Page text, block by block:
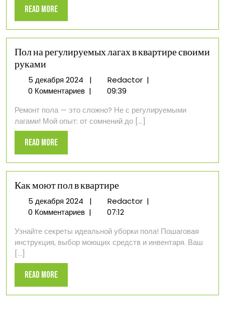
Read MoreRead
More
Пол на регулируемых лагах в квартире своими
руками
5 декабря 20245
декабря
| RedactorПол
лагах
в
|
0 Комментариев |
09:39
Ремонт пола — это сложно? Не с регулируемыми
лагами! Мой опыт: от сомнений до [...]
Read MoreRead
More
Как моют пол в квартире
5 декабря 20245
декабря
| RedactorКак
в
квартире
|
0 Комментариев |
07:12
Узнайте секреты идеальной уборки пола! Пошаговая
инструкция, выбор моющих средств и инвентаря. Ваш
[...]
Read MoreRead
More